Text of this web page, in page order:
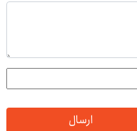
ارسال